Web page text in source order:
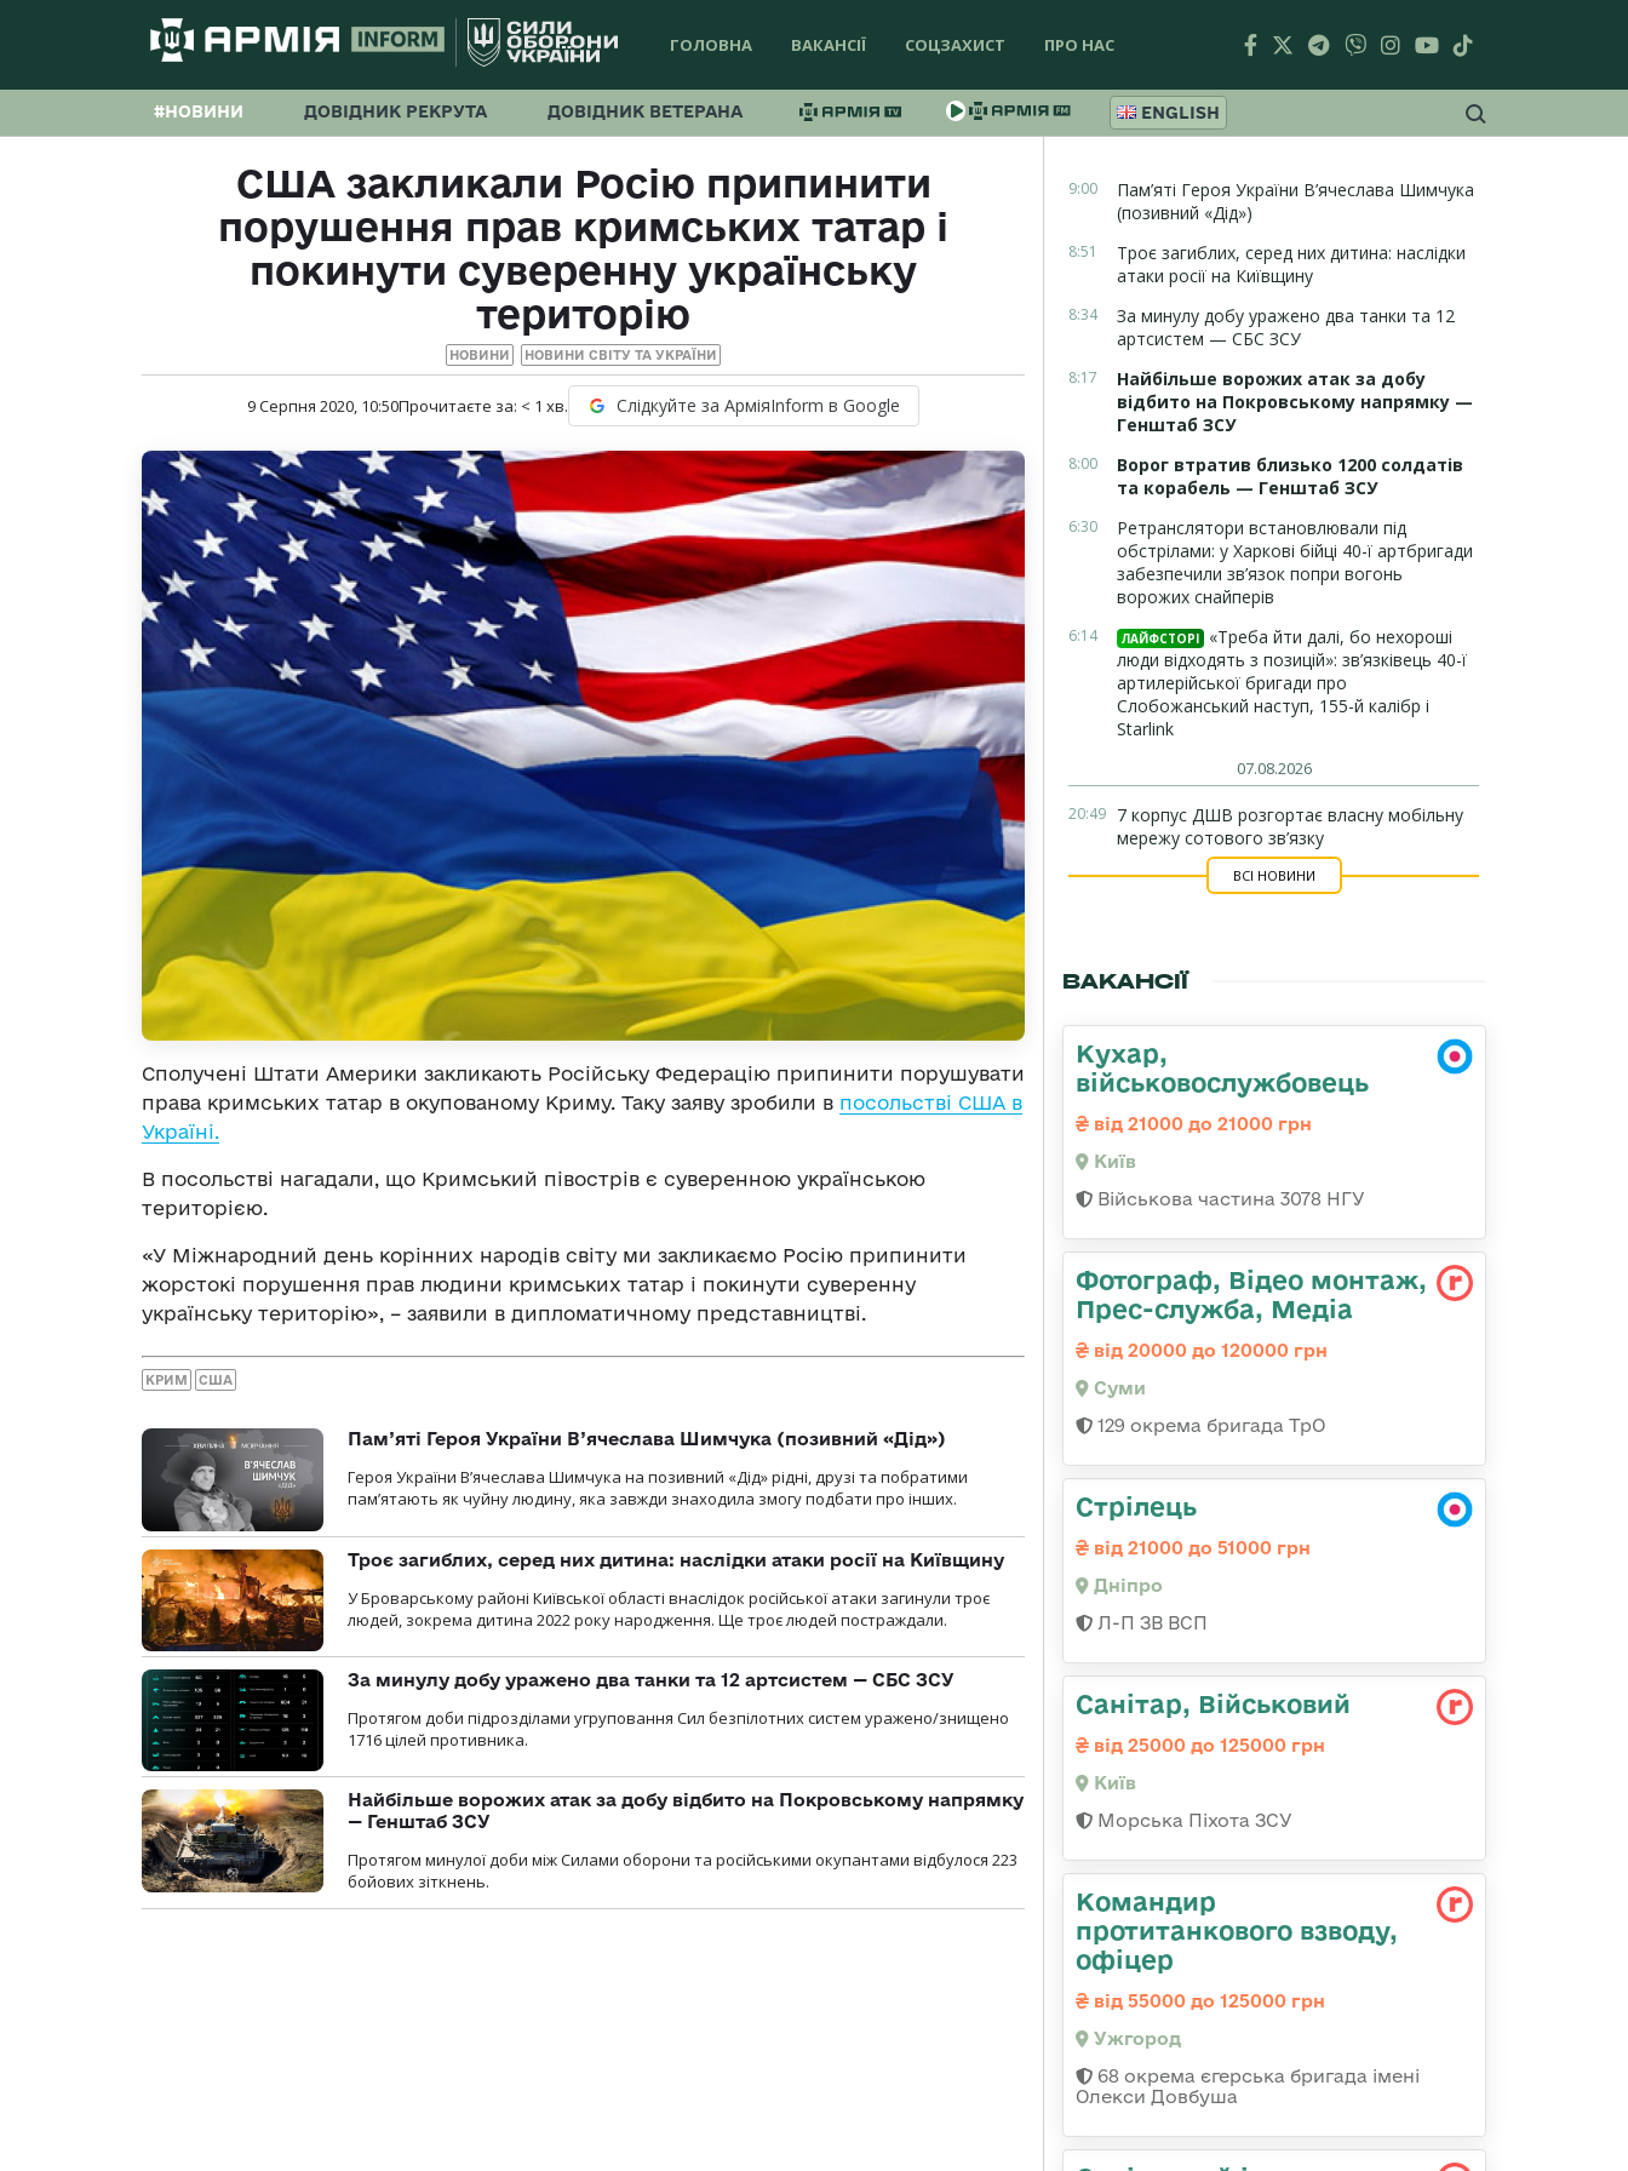
ГОЛОВНА ВАКАНСІЇ СОЦЗАХИСТ ПРО НАС
#НОВИНИ ДОВІДНИК РЕКРУТА ДОВІДНИК ВЕТЕРАНА ENGLISH
США закликали Росію припинити
порушення прав кримських татар і
покинути суверенну українську
територію
НОВИНИ НОВИНИ СВІТУ ТА УКРАЇНИ
9 Серпня 2020, 10:50Прочитаєте за: < 1 хв. Слідкуйте за АрміяInform в Google
Сполучені Штати Америки закликають Російську Федерацію припинити порушувати
права кримських татар в окупованому Криму. Таку заяву зробили в посольстві США в
Україні.
В посольстві нагадали, що Кримський півострів є суверенною українською
територією.
«У Міжнародний день корінних народів світу ми закликаємо Росію припинити
жорстокі порушення прав людини кримських татар і покинути суверенну
українську територію», – заявили в дипломатичному представництві.
КРИМ США
Пам’яті Героя України В’ячеслава Шимчука (позивний «Дід»)
Героя України В’ячеслава Шимчука на позивний «Дід» рідні, друзі та побратими
пам’ятають як чуйну людину, яка завжди знаходила змогу подбати про інших.
Троє загиблих, серед них дитина: наслідки атаки росії на Київщину
У Броварському районі Київської області внаслідок російської атаки загинули троє
людей, зокрема дитина 2022 року народження. Ще троє людей постраждали.
За минулу добу уражено два танки та 12 артсистем — СБС ЗСУ
Протягом доби підрозділами угруповання Сил безпілотних систем уражено/знищено
1716 цілей противника.
Найбільше ворожих атак за добу відбито на Покровському напрямку
— Генштаб ЗСУ
Протягом минулої доби між Силами оборони та російськими окупантами відбулося 223
бойових зіткнень.
9:00
Пам’яті Героя України В’ячеслава Шимчука
(позивний «Дід»)
8:51
Троє загиблих, серед них дитина: наслідки
атаки росії на Київщину
8:34
За минулу добу уражено два танки та 12
артсистем — СБС ЗСУ
8:17
Найбільше ворожих атак за добу
відбито на Покровському напрямку —
Генштаб ЗСУ
8:00
Ворог втратив близько 1200 солдатів
та корабель — Генштаб ЗСУ
6:30
Ретранслятори встановлювали під
обстрілами: у Харкові бійці 40-ї артбригади
забезпечили зв’язок попри вогонь
ворожих снайперів
6:14 ЛАЙФСТОРІ
«Треба йти далі, бо нехороші
люди відходять з позицій»: зв’язківець 40-ї
артилерійської бригади про
Слобожанський наступ, 155-й калібр і
Starlink
07.08.2026
20:49 7 корпус ДШВ розгортає власну мобільну
мережу сотового зв’язку
ВСІ НОВИНИ
ВАКАНСІЇ
Кухар,
військовослужбовець
від 21000 до 21000 грн
Київ
Військова частина 3078 НГУ
Фотограф, Відео монтаж,
Прес-служба, Медіа
від 20000 до 120000 грн
Суми
129 окрема бригада ТрО
Стрілець
від 21000 до 51000 грн
Дніпро
Л-П ЗВ ВСП
Санітар, Військовий
від 25000 до 125000 грн
Київ
Морська Піхота ЗСУ
Командир
протитанкового взводу,
офіцер
від 55000 до 125000 грн
Ужгород
68 окрема єгерська бригада імені
Олекси Довбуша